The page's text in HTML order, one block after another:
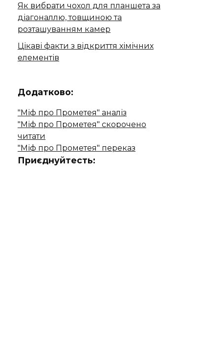
Як вибрати чохол для планшета за
діагоналлю, товщиною та
розташуванням камер
Цікаві факти з відкриття хімічних
елементів
Додатково:
"Міф про Прометея" аналіз
"Міф про Прометея" скорочено
читати
"Міф про Прометея" переказ
Приєднуйтесть: